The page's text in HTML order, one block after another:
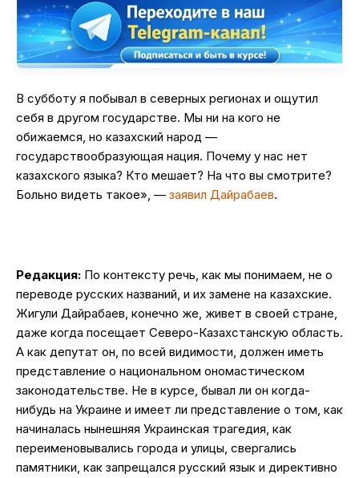
В субботу я побывал в северных регионах и ощутил
себя в другом государстве. Мы ни на кого не
обижаемся, но казахский народ —
государствообразующая нация. Почему у нас нет
казахского языка? Кто мешает? На что вы смотрите?
Больно видеть такое», — заявил Дайрабаев.
Редакция: По контексту речь, как мы понимаем, не о
переводе русских названий, и их замене на казахские.
Жигули Дайрабаев, конечно же, живет в своей стране,
даже когда посещает Северо-Казахстанскую область.
А как депутат он, по всей видимости, должен иметь
представление о национальном ономастическом
законодательстве. Не в курсе, бывал ли он когда-
нибудь на Украине и имеет ли представление о том, как
начиналась нынешняя Украинская трагедия, как
переименовывались города и улицы, свергались
памятники, как запрещался русский язык и директивно